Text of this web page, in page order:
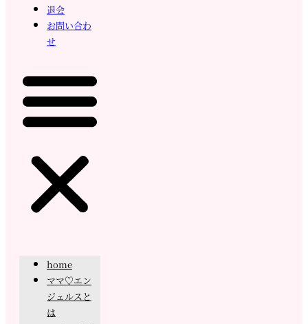
退会
お問い合わ
せ
home
ママ♡エン
ジェルスと
は